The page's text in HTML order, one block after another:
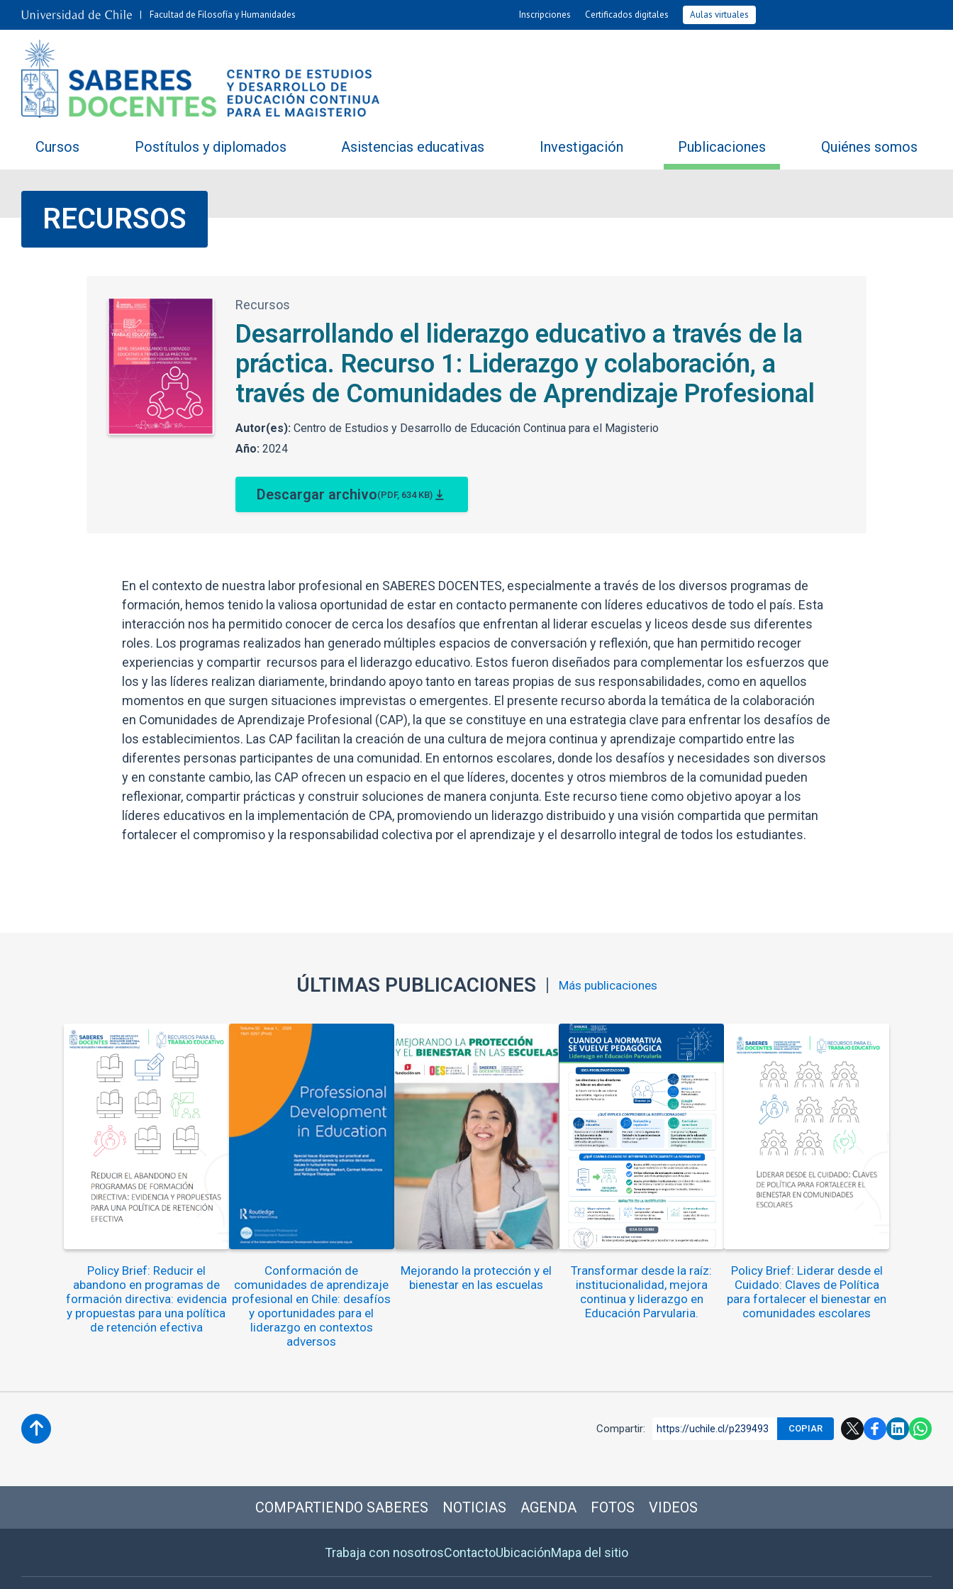
Facultad de Filosofía y Humanidades Inscripciones Certificados digitales Aulas virtuales
Cursos Postítulos y diplomados Asistencias educativas Investigación Publicaciones Quiénes somos
RECURSOS
Recursos
Desarrollando el liderazgo educativo a través de la
práctica. Recurso 1: Liderazgo y colaboración, a
través de Comunidades de Aprendizaje Profesional
Autor(es): Centro de Estudios y Desarrollo de Educación Continua para el Magisterio
Año: 2024
Descargar archivo(PDF, 634 KB)
En el contexto de nuestra labor profesional en SABERES DOCENTES, especialmente a través de los diversos programas de
formación, hemos tenido la valiosa oportunidad de estar en contacto permanente con líderes educativos de todo el país. Esta
interacción nos ha permitido conocer de cerca los desafíos que enfrentan al liderar escuelas y liceos desde sus diferentes
roles. Los programas realizados han generado múltiples espacios de conversación y reflexión, que han permitido recoger
experiencias y compartir recursos para el liderazgo educativo. Estos fueron diseñados para complementar los esfuerzos que
los y las líderes realizan diariamente, brindando apoyo tanto en tareas propias de sus responsabilidades, como en aquellos
momentos en que surgen situaciones imprevistas o emergentes. El presente recurso aborda la temática de la colaboración
en Comunidades de Aprendizaje Profesional (CAP), la que se constituye en una estrategia clave para enfrentar los desafíos de
los establecimientos. Las CAP facilitan la creación de una cultura de mejora continua y aprendizaje compartido entre las
diferentes personas participantes de una comunidad. En entornos escolares, donde los desafíos y necesidades son diversos
y en constante cambio, las CAP ofrecen un espacio en el que líderes, docentes y otros miembros de la comunidad pueden
reflexionar, compartir prácticas y construir soluciones de manera conjunta. Este recurso tiene como objetivo apoyar a los
líderes educativos en la implementación de CPA, promoviendo un liderazgo distribuido y una visión compartida que permitan
fortalecer el compromiso y la responsabilidad colectiva por el aprendizaje y el desarrollo integral de todos los estudiantes.
ÚLTIMAS PUBLICACIONES Más publicaciones
Policy Brief: Reducir el
abandono en programas de
formación directiva: evidencia
y propuestas para una política
de retención efectiva
Conformación de
comunidades de aprendizaje
profesional en Chile: desafíos
y oportunidades para el
liderazgo en contextos
adversos
Mejorando la protección y el
bienestar en las escuelas
Transformar desde la raíz:
institucionalidad, mejora
continua y liderazgo en
Educación Parvularia.
Policy Brief: Liderar desde el
Cuidado: Claves de Política
para fortalecer el bienestar en
comunidades escolares
Compartir: https://uchile.cl/p239493 COPIAR
COMPARTIENDO SABERES NOTICIAS AGENDA FOTOS VIDEOS
Trabaja con nosotrosContactoUbicaciónMapa del sitio